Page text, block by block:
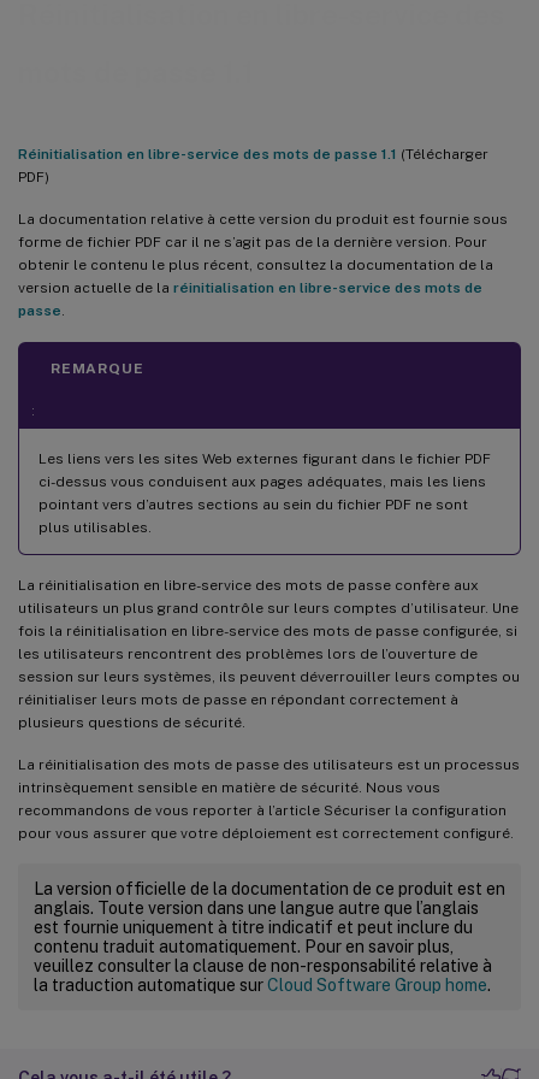
Réinitialisation en libre-service des mots de passe 1.1 (Télécharger
PDF)
La documentation relative à cette version du produit est fournie sous
forme de fichier PDF car il ne s’agit pas de la dernière version. Pour
obtenir le contenu le plus récent, consultez la documentation de la
version actuelle de la réinitialisation en libre-service des mots de
passe
REMARQUE
:
Les liens vers les sites Web externes figurant dans le fichier PDF
ci-dessus vous conduisent aux pages adéquates, mais les liens
pointant vers d’autres sections au sein du fichier PDF ne sont
plus utilisables.
La réinitialisation en libre-service des mots de passe confère aux
utilisateurs un plus grand contrôle sur leurs comptes d’utilisateur. Une
fois la réinitialisation en libre-service des mots de passe configurée, si
les utilisateurs rencontrent des problèmes lors de l’ouverture de
session sur leurs systèmes, ils peuvent déverrouiller leurs comptes ou
réinitialiser leurs mots de passe en répondant correctement à
plusieurs questions de sécurité.
La réinitialisation des mots de passe des utilisateurs est un processus
intrinsèquement sensible en matière de sécurité. Nous vous
recommandons de vous reporter à l’article Sécuriser la configuration
pour vous assurer que votre déploiement est correctement configuré.
La version officielle de la documentation de ce produit est en
anglais. Toute version dans une langue autre que l’anglais
est fournie uniquement à titre indicatif et peut inclure du
contenu traduit automatiquement. Pour en savoir plus,
veuillez consulter la clause de non-responsabilité relative à
la traduction automatique surCloud Software Group home.